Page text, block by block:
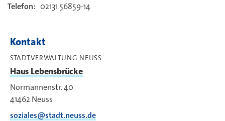
Kontakt
Telefon: 02131 56859-14
Kontakt
STADTVERWALTUNG NEUSS
Haus Lebensbrücke
Normannenstr. 40
41462 Neuss
soziales@stadt.neuss.de